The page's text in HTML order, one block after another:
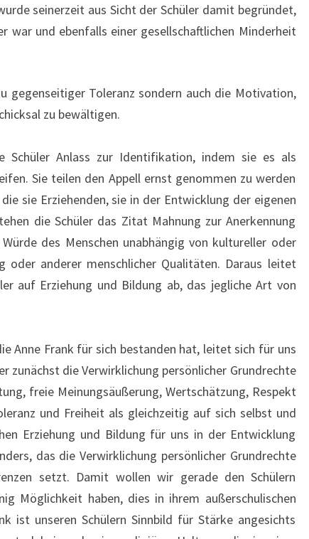
seinerzeit aus Sicht der Schüler damit begründet,
war und ebenfalls einer gesellschaftlichen Minderheit
gegenseitiger Toleranz sondern auch die Motivation,
zu bewältigen.
Anlass zur Identifikation, indem sie es als
Sie teilen den Appell ernst genommen zu werden
sie Erziehenden, sie in der Entwicklung der eigenen
die Schüler das Zitat Mahnung zur Anerkennung
des Menschen unabhängig von kultureller oder
oder anderer menschlicher Qualitäten. Daraus leitet
auf Erziehung und Bildung ab, das jegliche Art von
Anne Frank für sich bestanden hat, leitet sich für uns
zunächst die Verwirklichung persönlicher Grundrechte
freie Meinungsäußerung, Wertschätzung, Respekt
und Freiheit als gleichzeitig auf sich selbst und
Erziehung und Bildung für uns in der Entwicklung
das die Verwirklichung persönlicher Grundrechte
setzt. Damit wollen wir gerade den Schülern
Möglichkeit haben, dies in ihrem außerschulischen
ist unseren Schülern Sinnbild für Stärke angesichts